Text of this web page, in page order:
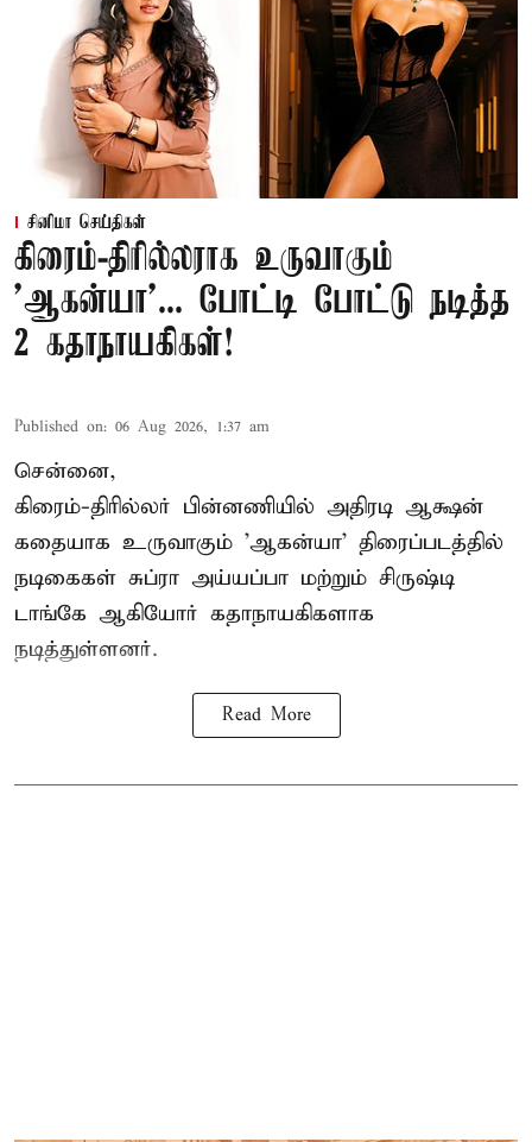
சினிமா செய்திகள்
கிரைம்-திரில்லராக உருவாகும்
'ஆகன்யா'... போட்டி போட்டு நடித்த
2 கதாநாயகிகள்!
Published on: 06 Aug 2026, 1:37 am
சென்னை,
கிரைம்-திரில்லர் பின்னணியில் அதிரடி ஆக்ஷன்
கதையாக உருவாகும் 'ஆகன்யா' திரைப்படத்தில்
நடிகைகள் சுப்ரா அய்யப்பா மற்றும் சிருஷ்டி
டாங்கே ஆகியோர் கதாநாயகிகளாக
நடித்துள்ளனர்.
Read More